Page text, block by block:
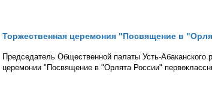
Торжественная церемония "Посвящение в
Председатель Общественной палаты Усть-
церемонии "Посвящение в "Орлята России"